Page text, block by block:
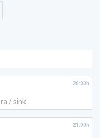
/ sink
20:00h
21:00h